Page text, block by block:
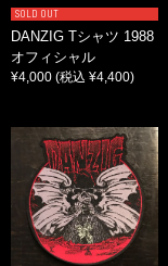
SOLD OUT
DANZIG Tシャツ 1988
オフィシャル
¥4,000 (税込 ¥4,400)